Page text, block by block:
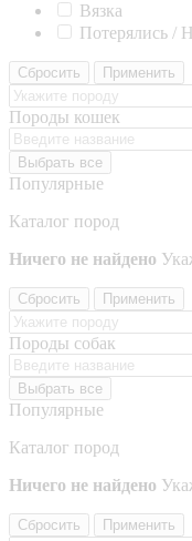
Вязка
Потерялись /
Сбросить Применить
Породы кошек
Выбрать все
Популярные
Каталог пород
Ничего не найдено
Сбросить Применить
Породы собак
Выбрать все
Популярные
Каталог пород
Ничего не найдено
Сбросить Применить